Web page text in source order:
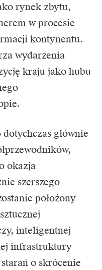
rynek zbytu,
w procesie
kontynentu.
wydarzenia
kraju jako hubu
głównie
okazja
szerszego
położony
inteligentnej
infrastruktury
o skrócenie